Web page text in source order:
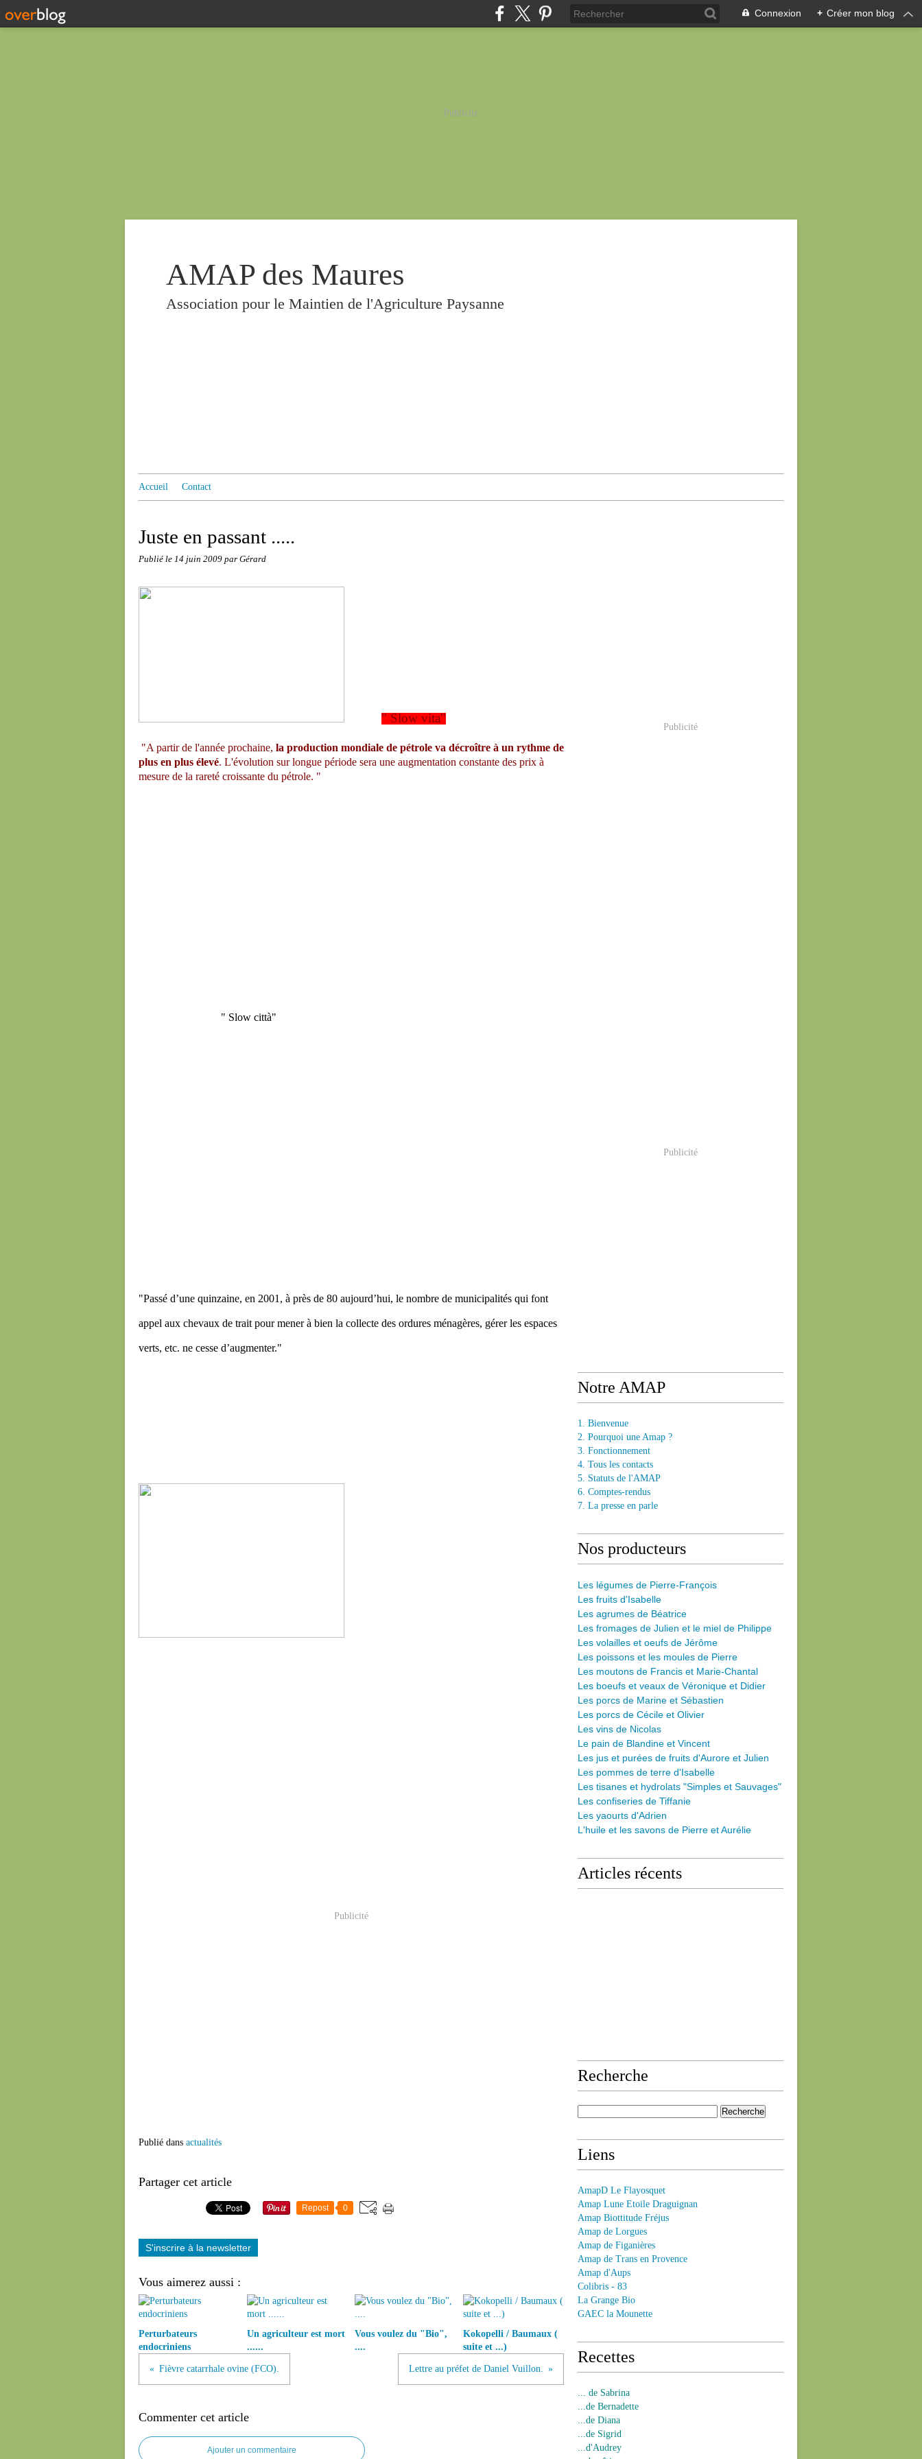
Connexion + Créer mon blog
Publicité
AMAP des Maures
Association pour le Maintien de l'Agriculture Paysanne
Accueil Contact
Juste en passant .....
Publié le 14 juin 2009 par Gérard
" Slow vita"
"A partir de l'année prochaine, la production mondiale de pétrole va décroître à un rythme de
plus en plus élevé. L'évolution sur longue période sera une augmentation constante des prix à
mesure de la rareté croissante du pétrole. "
" Slow città"
"Passé d’une quinzaine, en 2001, à près de 80 aujourd’hui, le nombre de municipalités qui font
appel aux chevaux de trait pour mener à bien la collecte des ordures ménagères, gérer les espaces
verts, etc. ne cesse d’augmenter."
Publicité
Publié dans actualités
Partager cet article
Repost 0
S'inscrire à la newsletter
Vous aimerez aussi :
Perturbateurs
endocriniens
Un agriculteur est mort
......
Vous voulez du "Bio",
....
Kokopelli / Baumaux (
suite et ...)
Fièvre catarrhale ovine (FCO). Lettre au préfet de Daniel Vuillon.
Commenter cet article
Ajouter un commentaire
Publicité
Publicité
Notre AMAP
1. Bienvenue
2. Pourquoi une Amap ?
3. Fonctionnement
4. Tous les contacts
5. Statuts de l'AMAP
6. Comptes-rendus
7. La presse en parle
Nos producteurs
Les légumes de Pierre-François
Les fruits d'Isabelle
Les agrumes de Béatrice
Les fromages de Julien et le miel de Philippe
Les volailles et oeufs de Jérôme
Les poissons et les moules de Pierre
Les moutons de Francis et Marie-Chantal
Les boeufs et veaux de Véronique et Didier
Les porcs de Marine et Sébastien
Les porcs de Cécile et Olivier
Les vins de Nicolas
L e pain de Blandine et Vincent
Les jus et purées de fruits d'Aurore et Julien
Les pommes de terre d'Isabelle
Les tisanes et hydrolats "Simples et Sauvages"
Les confiseries de Tiffanie
Les yaourts d'Adrien
L'huile et les savons de Pierre et Aurélie
Articles récents
Recherche
Liens
AmapD Le Flayosquet
Amap Lune Etoile Draguignan
Amap Biottitude Fréjus
Amap de Lorgues
Amap de Figanières
Amap de Trans en Provence
Amap d'Aups
Colibris - 83
La Grange Bio
GAEC la Mounette
Recettes
... de Sabrina
...de Bernadette
...de Diana
...de Sigrid
...d'Audrey